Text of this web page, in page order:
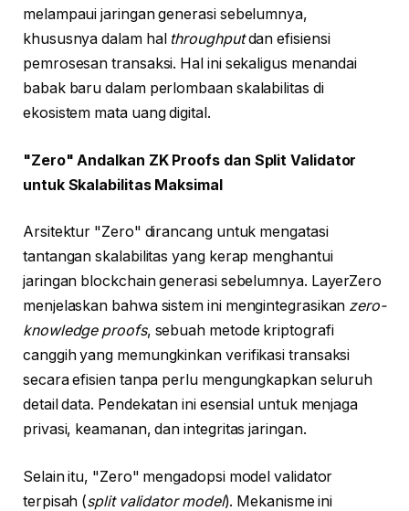
melampaui jaringan generasi sebelumnya,
khususnya dalam hal throughputdan efisiensi
pemrosesan transaksi. Hal ini sekaligus menandai
babak baru dalam perlombaan skalabilitas di
ekosistem mata uang digital.
"Zero" Andalkan ZK Proofs dan Split Validator
untuk Skalabilitas Maksimal
Arsitektur "Zero" dirancang untuk mengatasi
tantangan skalabilitas yang kerap menghantui
jaringan blockchain generasi sebelumnya. LayerZero
menjelaskan bahwa sistem ini mengintegrasikan zero-
knowledge proofs, sebuah metode kriptografi
canggih yang memungkinkan verifikasi transaksi
secara efisien tanpa perlu mengungkapkan seluruh
detail data. Pendekatan ini esensial untuk menjaga
privasi, keamanan, dan integritas jaringan.
Selain itu, "Zero" mengadopsi model validator
terpisah (split validator model). Mekanisme ini